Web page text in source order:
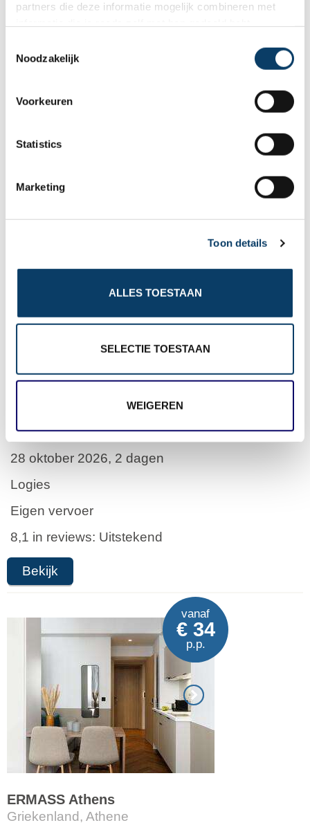
partners die deze informatie mogelijk combineren met
Noodzakelijk
Voorkeuren
Statistics
Marketing
Toon details
ALLES TOESTAAN
SELECTIE TOESTAAN
WEIGEREN
The Luxor & Casino ***
Logies
8,1 in reviews: Uitstekend
Bekijk
€ 33
The LINQ Hotel + Experience ****
Verenigde Staten, Las Vegas
28 oktober 2026, 2 dagen
Logies
Eigen vervoer
8,1 in reviews: Uitstekend
Bekijk
vanaf
€ 34
p.p.
ERMASS Athens
Griekenland, Athene